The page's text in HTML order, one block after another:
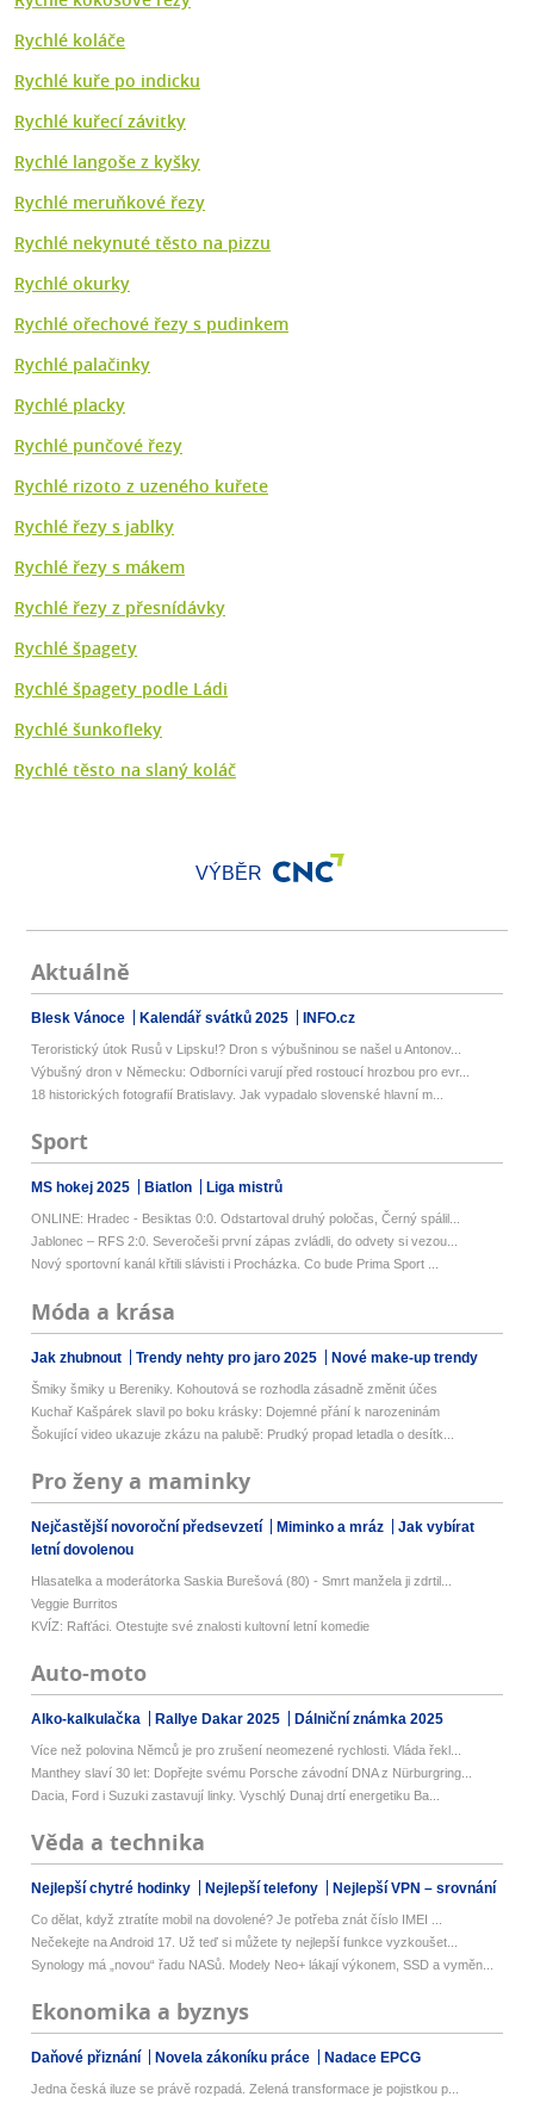
Rychlé koláče
Rychlé kuře po indicku
Rychlé kuřecí závitky
Rychlé langoše z kyšky
Rychlé meruňkové řezy
Rychlé nekynuté těsto na pizzu
Rychlé okurky
Rychlé ořechové řezy s pudinkem
Rychlé palačinky
Rychlé placky
Rychlé punčové řezy
Rychlé rizoto z uzeného kuřete
Rychlé řezy s jablky
Rychlé řezy s mákem
Rychlé řezy z přesnídávky
Rychlé špagety
Rychlé špagety podle Ládi
Rychlé šunkofleky
Rychlé těsto na slaný koláč
VÝBĚR
Aktuálně
Blesk Vánoce Kalendář svátků 2025 INFO.cz
Teroristický útok Rusů v Lipsku!? Dron s výbušninou se našel u Antonov...
Výbušný dron v Německu: Odborníci varují před rostoucí hrozbou pro evr...
18 historických fotografií Bratislavy. Jak vypadalo slovenské hlavní m...
Sport
MS hokej 2025 Biatlon Liga mistrů
ONLINE: Hradec - Besiktas 0:0. Odstartoval druhý poločas, Černý spálil...
Jablonec – RFS 2:0. Severočeši první zápas zvládli, do odvety si vezou...
Nový sportovní kanál křtili slávisti i Procházka. Co bude Prima Sport ...
Móda a krása
Jak zhubnout Trendy nehty pro jaro 2025 Nové make-up trendy
Šmiky šmiky u Bereniky. Kohoutová se rozhodla zásadně změnit účes
Kuchař Kašpárek slavil po boku krásky: Dojemné přání k narozeninám
Šokující video ukazuje zkázu na palubě: Prudký propad letadla o desítk...
Pro ženy a maminky
Nejčastější novoroční předsevzetí Miminko a mráz
Jak vybírat
letní dovolenou
Hlasatelka a moderátorka Saskia Burešová (80) - Smrt manžela ji zdrtil...
Veggie Burritos
KVÍZ: Rafťáci. Otestujte své znalosti kultovní letní komedie
Auto-moto
Alko-kalkulačka Rallye Dakar 2025 Dálniční známka 2025
Více než polovina Němců je pro zrušení neomezené rychlosti. Vláda řekl...
Manthey slaví 30 let: Dopřejte svému Porsche závodní DNA z Nürburgring...
Dacia, Ford i Suzuki zastavují linky. Vyschlý Dunaj drtí energetiku Ba...
Věda a technika
Nejlepší chytré hodinky Nejlepší telefony Nejlepší VPN – srovnání
Co dělat, když ztratíte mobil na dovolené? Je potřeba znát číslo IMEI ...
Nečekejte na Android 17. Už teď si můžete ty nejlepší funkce vyzkoušet...
Synology má „novou“ řadu NASů. Modely Neo+ lákají výkonem, SSD a vyměn...
Ekonomika a byznys
Daňové přiznání Novela zákoníku práce Nadace EPCG
Jedna česká iluze se právě rozpadá. Zelená transformace je pojistkou p...